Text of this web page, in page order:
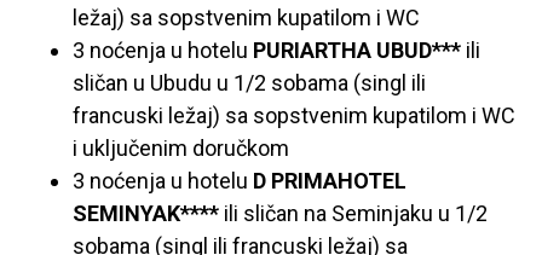
ležaj) sa sopstvenim kupatilom i WC
3 noćenja u hotelu PURIARTHA UBUD*** ili
sličan u Ubudu u 1/2 sobama (singl ili
francuski ležaj) sa sopstvenim kupatilom i WC
i uključenim doručkom
3 noćenja u hotelu D PRIMAHOTEL
SEMINYAK**** ili sličan na Seminjaku u 1/2
sobama (singl ili francuski ležaj) sa